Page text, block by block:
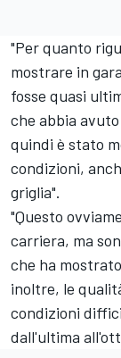
"Per quanto
mostrare in
fosse quasi
che abbia
quindi è stato
condizioni,
griglia".
"Questo
carriera, ma
che ha
inoltre, le
condizioni
dall'ultima